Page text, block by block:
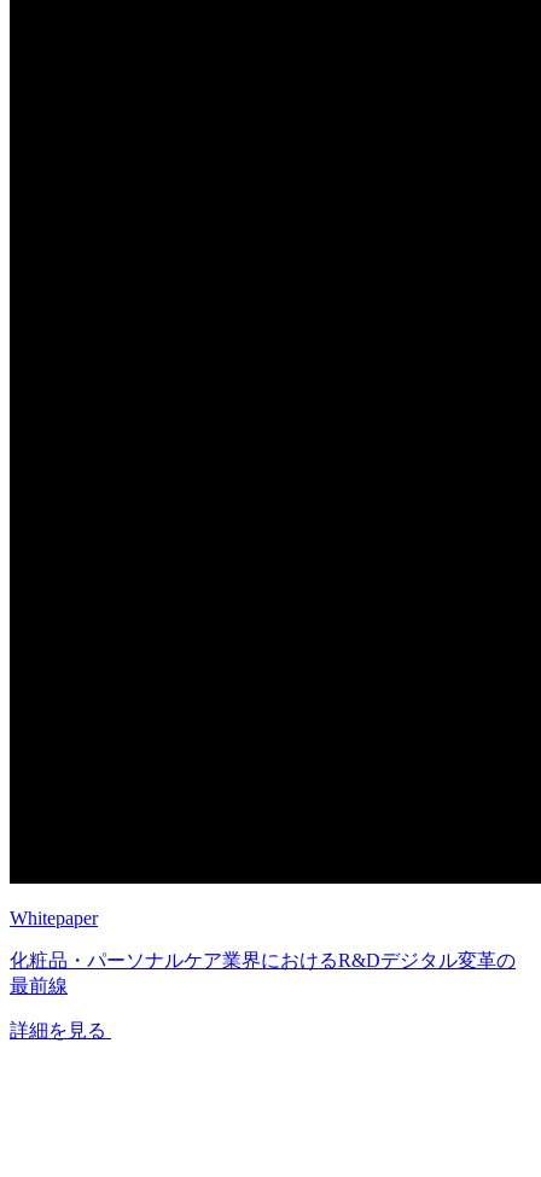
Whitepaper
化粧品・パーソナルケア業界におけるR&Dデジタル変革の
最前線
詳細を見る